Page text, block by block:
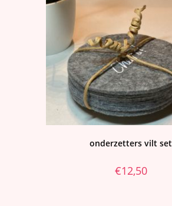
onderzetters vilt set
€12,50